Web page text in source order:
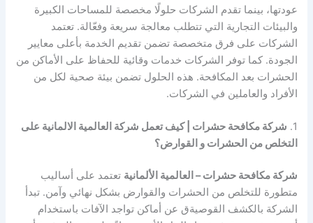
عودتها، بينما تقدم الشركات حلولًا مخصصة للمساحات الكبيرة
والبيئات التجارية التي تتطلب معالجة سريعة وفعّالة. تعتمد
الشركات على فرق متخصصة تضمن تقديم الخدمة بأعلى معايير
الجودة. كما توفر الشركات خدمات وقائية للحفاظ على الأماكن من
الحشرات بعد المكافحة. هذه الحلول تضمن بيئة صحية لكل من
الأفراد والعاملين في الشركات.
1. شركة مكافحة حشرات | كيف تعمل شركة العالمية الالمانية على
التخلص من الحشرات و القوارض؟
شركة مكافحة حشرات – العالمية الألمانية تعتمد على أساليب
متطورة للتخلص من الحشرات والقوارض بشكل نهائي وآمن. تبدأ
الشركة بالكشف القوصيةق عن أماكن تواجد الآفات باستخدام